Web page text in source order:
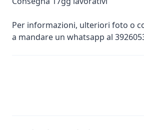
Per informazioni, ulteriori foto o
a mandare un whatsapp al